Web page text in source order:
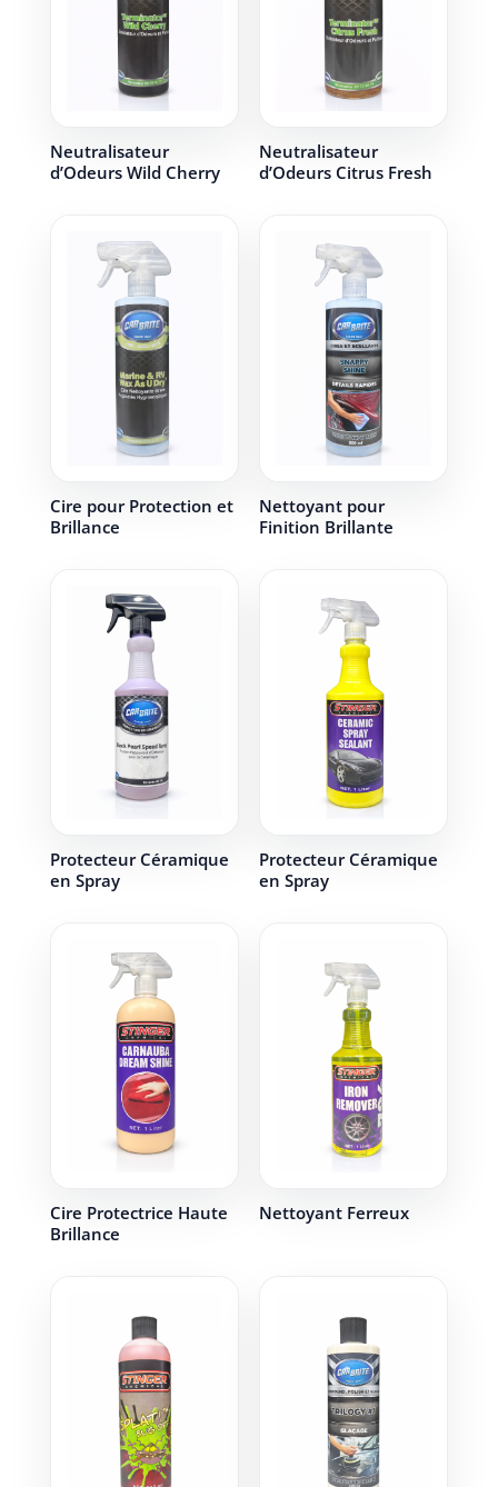
Neutralisateur
d’Odeurs Wild Cherry
Neutralisateur
d’Odeurs Citrus Fresh
Cire pour Protection et
Brillance
Nettoyant pour
Finition Brillante
Protecteur Céramique
en Spray
Protecteur Céramique
en Spray
Cire Protectrice Haute
Brillance
Nettoyant Ferreux